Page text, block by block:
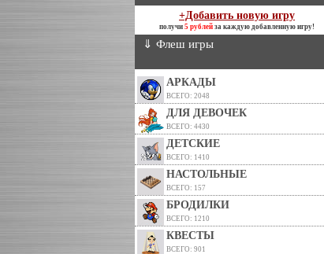
+Добавить новую игру
получи 5 рублей за каждую добавленную игру!
⇓ Флеш игры
АРКАДЫ
ВСЕГО: 2048
ДЛЯ ДЕВОЧЕК
ВСЕГО: 4430
ДЕТСКИЕ
ВСЕГО: 1410
НАСТОЛЬНЫЕ
ВСЕГО: 157
БРОДИЛКИ
ВСЕГО: 1210
КВЕСТЫ
ВСЕГО: 901